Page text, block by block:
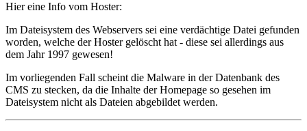
Hier eine Info vom Hoster:
Im Dateisystem des Webservers sei eine verdächtige Datei gefunden
worden, welche der Hoster gelöscht hat - diese sei allerdings aus
dem Jahr 1997 gewesen!
Im vorliegenden Fall scheint die Malware in der Datenbank des
CMS zu stecken, da die Inhalte der Homepage so gesehen im
Dateisystem nicht als Dateien abgebildet werden.